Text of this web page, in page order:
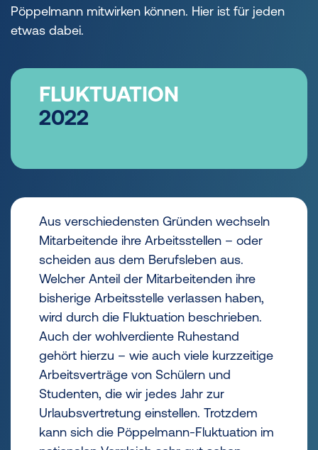
Pöppelmann mitwirken können. Hier ist für jeden
etwas dabei.
FLUKTUATION
2022
Aus verschiedensten Gründen wechseln
Mitarbeitende ihre Arbeitsstellen – oder
scheiden aus dem Berufsleben aus.
Welcher Anteil der Mitarbeitenden ihre
bisherige Arbeitsstelle verlassen haben,
wird durch die Fluktuation beschrieben.
Auch der wohlverdiente Ruhestand
gehört hierzu – wie auch viele kurzzeitige
Arbeitsverträge von Schülern und
Studenten, die wir jedes Jahr zur
Urlaubsvertretung einstellen. Trotzdem
kann sich die Pöppelmann-Fluktuation im